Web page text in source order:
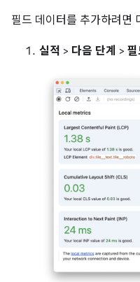
필드 데이터를 추가하려면
실적 > 다음 단계 > 필